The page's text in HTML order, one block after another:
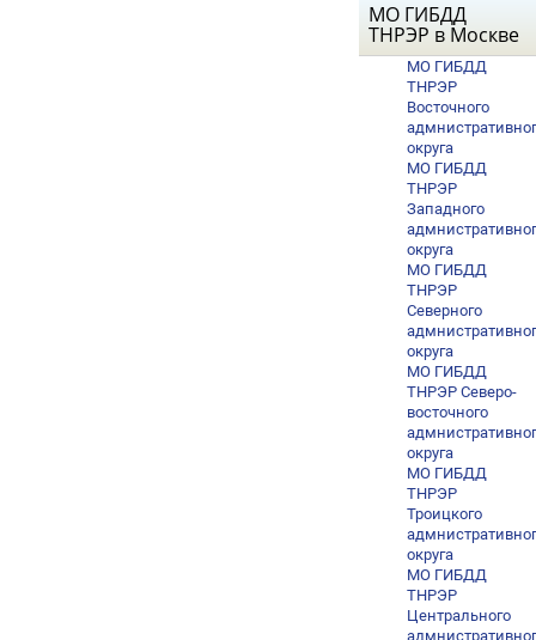
МО ГИБДД
ТНРЭР в Москве
МО ГИБДД
ТНРЭР
Восточного
округа
МО ГИБДД
ТНРЭР
Западного
округа
МО ГИБДД
ТНРЭР
Северного
округа
МО ГИБДД
ТНРЭР Северо-
восточного
округа
МО ГИБДД
ТНРЭР
Троицкого
округа
МО ГИБДД
ТНРЭР
Центрального